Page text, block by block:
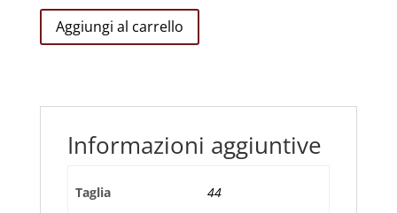
Camicia
Azzurra
cotone
Aggiungi al carrello
Informazioni aggiuntive
Taglia 44